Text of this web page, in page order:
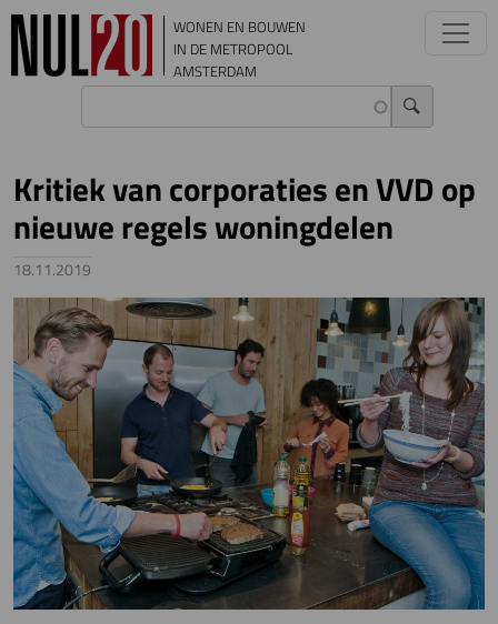
Overslaan en naar de inhoud gaan
WONEN EN BOUWEN
IN DE METROPOOL
AMSTERDAM
Kritiek van corporaties en VVD op
nieuwe regels woningdelen
18.11.2019
Image